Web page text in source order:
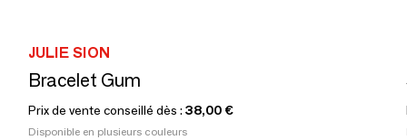
JULIE SION
Bracelet Gum
Prix de vente conseillé dès : 38,00 €
Disponible en plusieurs couleurs